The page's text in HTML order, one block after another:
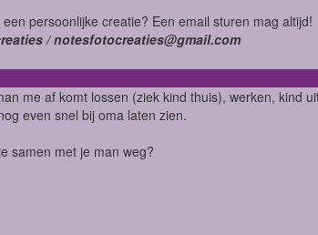
persoonlijke creatie? Een email sturen mag altijd!
/ notesfotocreaties@gmail.com
me af komt lossen (ziek kind thuis), werken, kind
even snel bij oma laten zien.
samen met je man weg?